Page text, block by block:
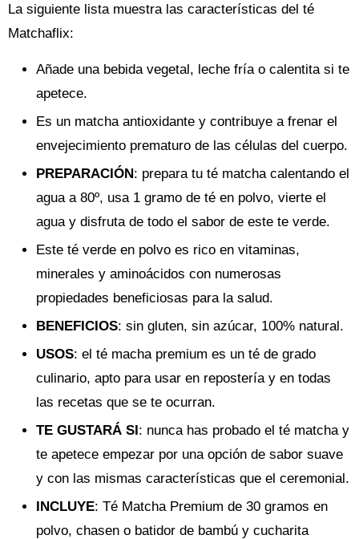
La siguiente lista muestra las características del té
Matchaflix:
Añade una bebida vegetal, leche fría o calentita si te
apetece.
Es un matcha antioxidante y contribuye a frenar el
envejecimiento prematuro de las células del cuerpo.
PREPARACIÓN: prepara tu té matcha calentando el
agua a 80º, usa 1 gramo de té en polvo, vierte el
agua y disfruta de todo el sabor de este te verde.
Este té verde en polvo es rico en vitaminas,
minerales y aminoácidos con numerosas
propiedades beneficiosas para la salud.
BENEFICIOS: sin gluten, sin azúcar, 100% natural.
USOS: el té macha premium es un té de grado
culinario, apto para usar en repostería y en todas
las recetas que se te ocurran.
TE GUSTARÁ SI: nunca has probado el té matcha y
te apetece empezar por una opción de sabor suave
y con las mismas características que el ceremonial.
INCLUYE: Té Matcha Premium de 30 gramos en
polvo, chasen o batidor de bambú y cucharita